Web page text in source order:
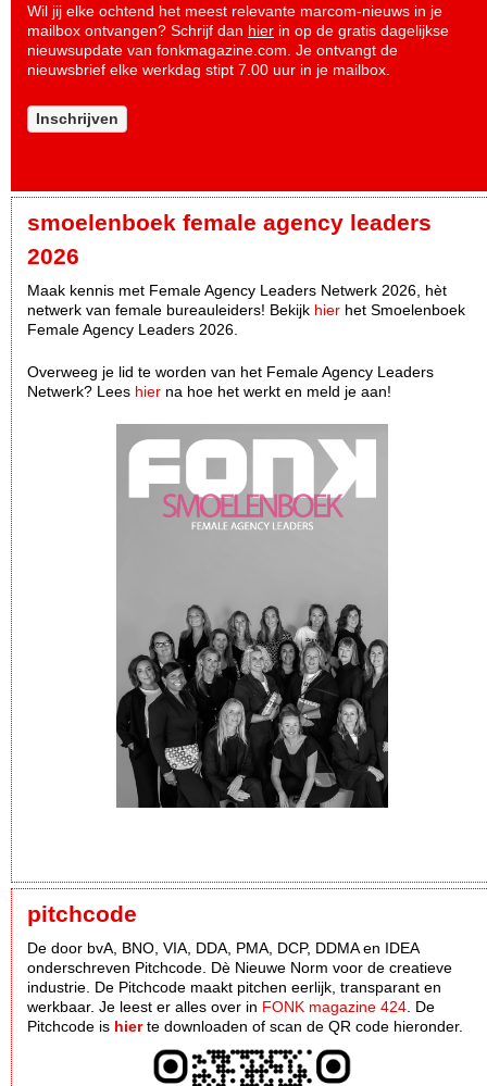
Wil jij elke ochtend het meest relevante marcom-nieuws in je
mailbox ontvangen? Schrijf dan hier in op de gratis dagelijkse
nieuwsupdate van fonkmagazine.com. Je ontvangt de
nieuwsbrief elke werkdag stipt 7.00 uur in je mailbox.
Inschrijven
smoelenboek female agency leaders
2026
Maak kennis met Female Agency Leaders Netwerk 2026, hèt
netwerk van female bureauleiders! Bekijk hier het Smoelenboek
Female Agency Leaders 2026.
Overweeg je lid te worden van het Female Agency Leaders
Netwerk? Lees hier na hoe het werkt en meld je aan!
pitchcode
De door bvA, BNO, VIA, DDA, PMA, DCP, DDMA en IDEA
onderschreven Pitchcode. Dè Nieuwe Norm voor de creatieve
industrie. De Pitchcode maakt pitchen eerlijk, transparant en
werkbaar. Je leest er alles over in FONK magazine 424 . De
Pitchcode is hierte downloaden of scan de QR code hieronder.